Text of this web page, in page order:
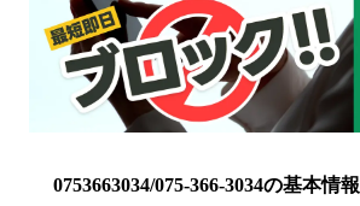
0753663034/075-366-3034の基本情報